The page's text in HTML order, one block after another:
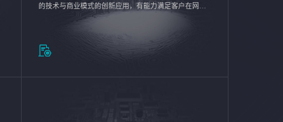
的技术与商业模式的创新应用，有能力满足客户在网络
优化、运营维护和信息安全防护等方面的需求，为客户